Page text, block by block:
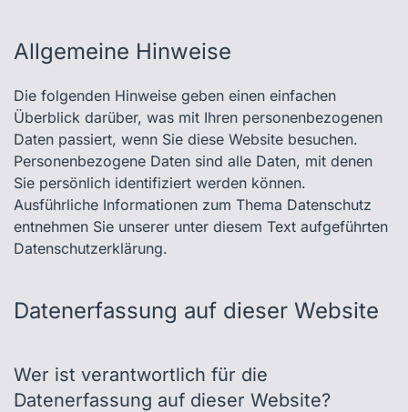
Allgemeine Hinweise
Die folgenden Hinweise geben einen einfachen
Überblick darüber, was mit Ihren personenbezogenen
Daten passiert, wenn Sie diese Website besuchen.
Personenbezogene Daten sind alle Daten, mit denen
Sie persönlich identifiziert werden können.
Ausführliche Informationen zum Thema Datenschutz
entnehmen Sie unserer unter diesem Text aufgeführten
Datenschutzerklärung.
Datenerfassung auf dieser Website
Wer ist verantwortlich für die
Datenerfassung auf dieser Website?